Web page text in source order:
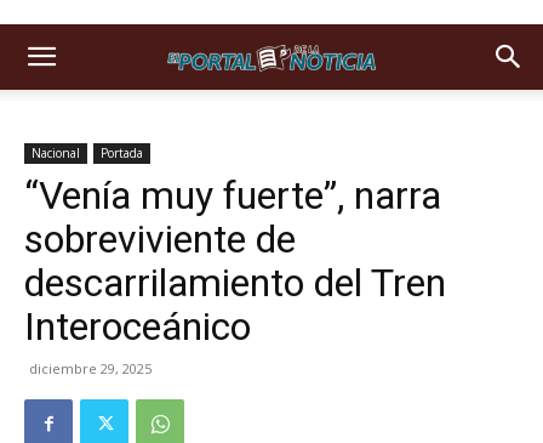
Nacional Portada
“Venía muy fuerte”, narra
sobreviviente de
descarrilamiento del Tren
Interoceánico
diciembre 29, 2025